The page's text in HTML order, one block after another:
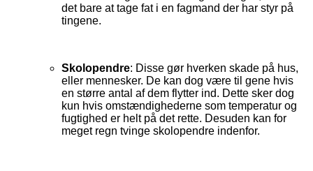
det bare at tage fat i en fagmand der har styr på
tingene.
Skolopendre: Disse gør hverken skade på hus,
eller mennesker. De kan dog være til gene hvis
en større antal af dem flytter ind. Dette sker dog
kun hvis omstændighederne som temperatur og
fugtighed er helt på det rette. Desuden kan for
meget regn tvinge skolopendre indenfor.